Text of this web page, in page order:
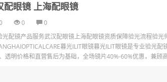
配眼镜 上海配眼镜
0
0
光配镜产品服务武汉配眼镜上海配眼镜资质保障验光流程验
暮光ILIT眼镜暮光ILIT眼镜是专业验光
透明价格和直营售后为基础，全场镜片40%-60%优惠，兼顾